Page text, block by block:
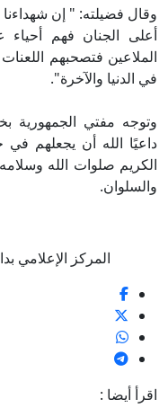
وقال فضيلته: " إن شهداءنا
أعلى الجنان فهم أحياء
الملاعين فتصحبهم
في الدنيا والآخرة".
وتوجه مفتي الجمهورية
داعيًا الله أن يجعلهم في
الكريم صلوات الله
والسلوان.
المركز الإعلامي بدار
اقرأ أيضا :